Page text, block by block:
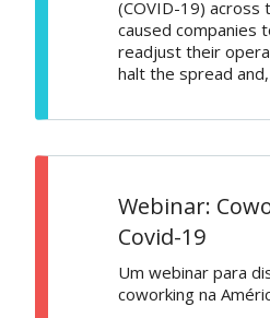
(COVID-19) across
caused companies
readjust their
halt the spread and,
Webinar:
Covid-19
Um webinar para
coworking na